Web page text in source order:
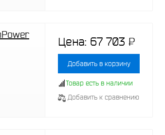
Цена: 67 703 P
-
Добавить в корзину
Товар есть в наличии
Добавить к сравнению